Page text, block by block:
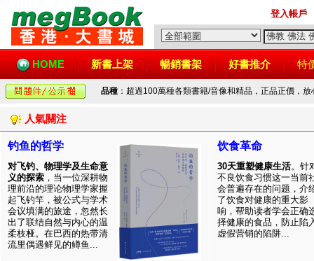
登入帳戶
HOME 新書上架 暢銷書架 好書推介 特
品種 ：超過100萬種各類書籍/音像和精品，正品正價，
人氣關注
钓鱼的哲学
对飞钓、物理学及生命意
义的探索 ，当一位深耕物
理前沿的理论物理学家握
起飞钓竿，被公式与学术
会议填满的旅途，忽然长
出了联结自然与内心的温
柔枝桠。在巴西的热带清
流里偶遇鲜见的鳟鱼...
饮食革命
30天重塑健康生活。针
不良饮食习惯这一当前
会普遍存在的问题，介
了饮食对健康的重大影
响，帮助读者学会正确
择健康的食品，防止陷
虚假营销的陷阱...